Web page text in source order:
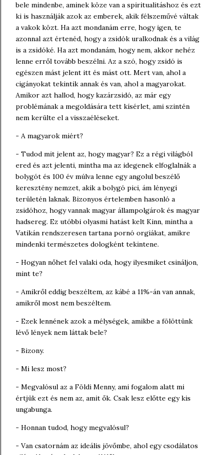
bele mindenbe, aminek köze van a spiritualitáshoz és ezt
ki is használják azok az emberek, akik félszeművé váltak
a vakok közt. Ha azt mondanám erre, hogy igen, te
azonnal azt értenéd, hogy a zsidók uralkodnak és a világ
is a zsidóké. Ha azt mondanám, hogy nem, akkor nehéz
lenne erről tovább beszélni. Az a szó, hogy zsidó is
egészen mást jelent itt és mást ott. Mert van, ahol a
cigányokat tekintik annak és van, ahol a magyarokat.
Amikor azt hallod, hogy kazárzsidó, az már egy
problémának a megoldására tett kísérlet, ami szintén
nem kerülte el a visszaéléseket.
- A magyarok miért?
- Tudod mit jelent az, hogy magyar? Ez a régi világból
ered és azt jelenti, mintha ma az idegenek elfoglalnák a
bolygót és 100 év múlva lenne egy angolul beszélő
keresztény nemzet, akik a bolygó pici, ám lényegi
területén laknak. Bizonyos értelemben hasonló a
zsidóhoz, hogy vannak magyar állampolgárok és magyar
hadsereg. Ez utóbbi olyasmi hatást kelt Kinn, mintha a
Vatikán rendszeresen tartana pornó orgiákat, amikre
mindenki természetes dologként tekintene.
- Hogyan nőhet fel valaki oda, hogy ilyesmiket csináljon,
mint te?
- Amikről eddig beszéltem, az kábé a 11%-án van annak,
amikről most nem beszéltem.
- Ezek lennének azok a mélységek, amikbe a fölöttünk
lévő lények nem láttak bele?
- Bizony.
- Mi lesz most?
- Megvalósul az a Földi Menny, ami fogalom alatt mi
értjük ezt és nem az, amit ők. Csak lesz előtte egy kis
ungabunga.
- Honnan tudod, hogy megvalósul?
- Van csatornám az ideális jövőmbe, ahol egy csodálatos